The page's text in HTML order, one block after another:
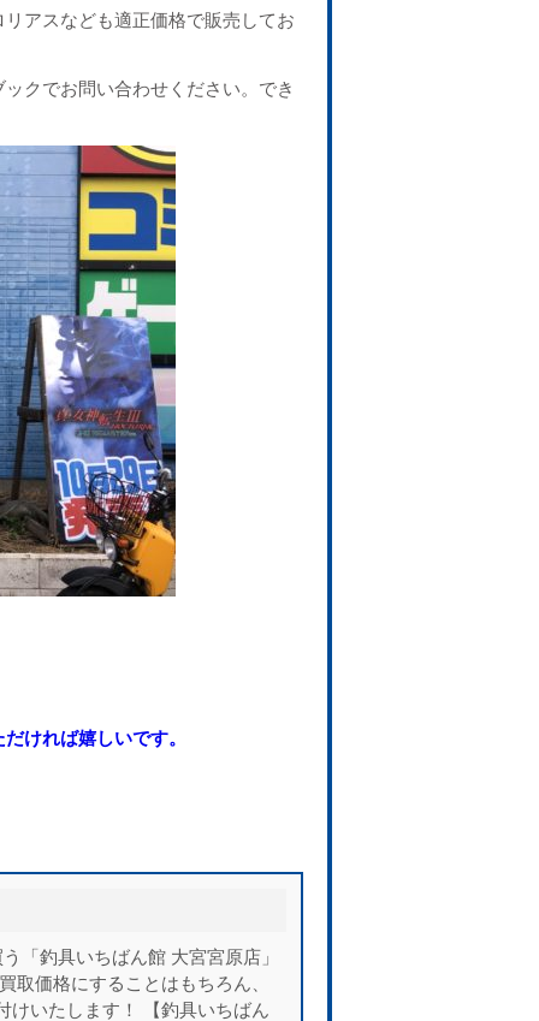
アスなども適正価格で販売してお
クでお問い合わせください。でき
ければ嬉しいです。
「釣具いちばん館 大宮宮原店」
取価格にすることはもちろん、
けいたします！ 【釣具いちばん